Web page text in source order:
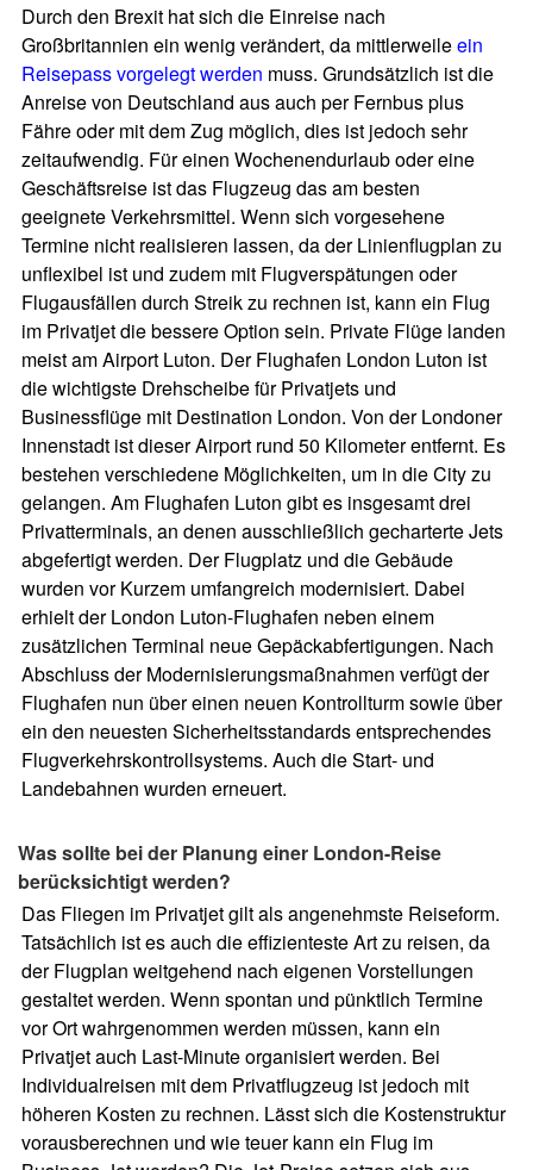
Durch den Brexit hat sich die Einreise nach
Großbritannien ein wenig verändert, da mittlerweileein
Reisepass vorgelegt werden muss. Grundsätzlich ist die
Anreise von Deutschland aus auch per Fernbus plus
Fähre oder mit dem Zug möglich, dies ist jedoch sehr
zeitaufwendig. Für einen Wochenendurlaub oder eine
Geschäftsreise ist das Flugzeug das am besten
geeignete Verkehrsmittel. Wenn sich vorgesehene
Termine nicht realisieren lassen, da der Linienflugplan zu
unflexibel ist und zudem mit Flugverspätungen oder
Flugausfällen durch Streik zu rechnen ist, kann ein Flug
im Privatjet die bessere Option sein. Private Flüge landen
meist am Airport Luton. Der Flughafen London Luton ist
die wichtigste Drehscheibe für Privatjets und
Businessflüge mit Destination London. Von der Londoner
Innenstadt ist dieser Airport rund 50 Kilometer entfernt. Es
bestehen verschiedene Möglichkeiten, um in die City zu
gelangen. Am Flughafen Luton gibt es insgesamt drei
Privatterminals, an denen ausschließlich gecharterte Jets
abgefertigt werden. Der Flugplatz und die Gebäude
wurden vor Kurzem umfangreich modernisiert. Dabei
erhielt der London Luton-Flughafen neben einem
zusätzlichen Terminal neue Gepäckabfertigungen. Nach
Abschluss der Modernisierungsmaßnahmen verfügt der
Flughafen nun über einen neuen Kontrollturm sowie über
ein den neuesten Sicherheitsstandards entsprechendes
Flugverkehrskontrollsystems. Auch die Start- und
Landebahnen wurden erneuert.
Was sollte bei der Planung einer London-Reise
berücksichtigt werden?
Das Fliegen im Privatjet gilt als angenehmste Reiseform.
Tatsächlich ist es auch die effizienteste Art zu reisen, da
der Flugplan weitgehend nach eigenen Vorstellungen
gestaltet werden. Wenn spontan und pünktlich Termine
vor Ort wahrgenommen werden müssen, kann ein
Privatjet auch Last-Minute organisiert werden. Bei
Individualreisen mit dem Privatflugzeug ist jedoch mit
höheren Kosten zu rechnen. Lässt sich die Kostenstruktur
vorausberechnen und wie teuer kann ein Flug im